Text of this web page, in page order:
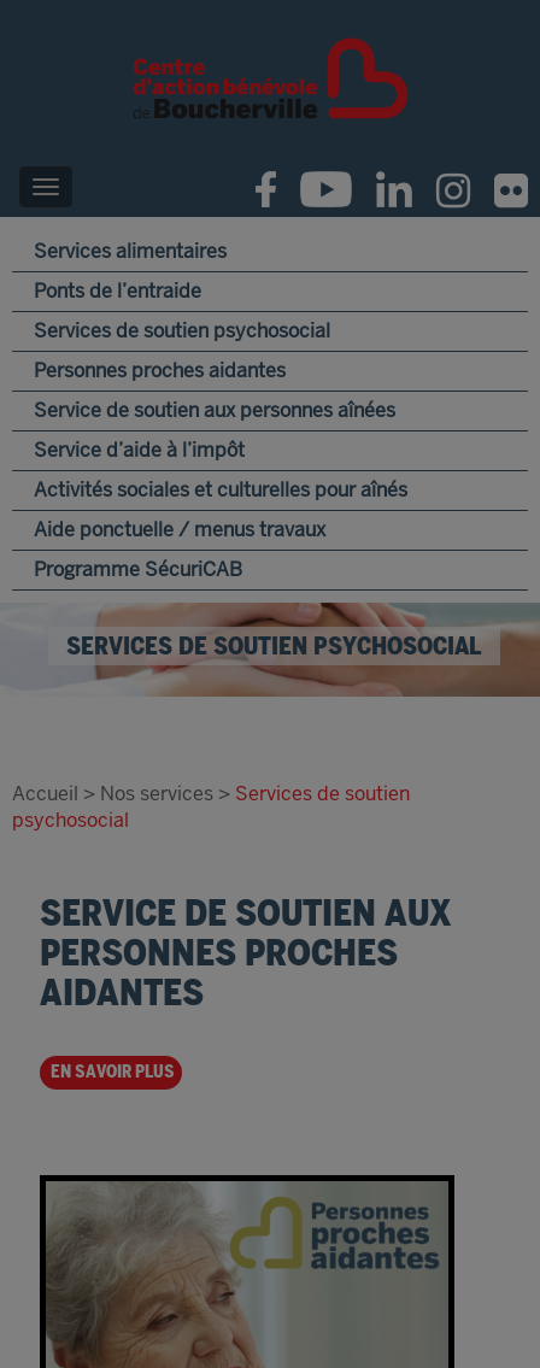
Services alimentaires
Ponts de l’entraide
Services de soutien psychosocial
Personnes proches aidantes
Service de soutien aux personnes aînées
Service d’aide à l’impôt
Activités sociales et culturelles pour aînés
Aide ponctuelle / menus travaux
Programme SécuriCAB
SERVICES DE SOUTIEN PSYCHOSOCIAL
Accueil > Nos services > Services de soutien
psychosocial
SERVICE DE SOUTIEN AUX
PERSONNES PROCHES
AIDANTES
EN SAVOIR PLUS